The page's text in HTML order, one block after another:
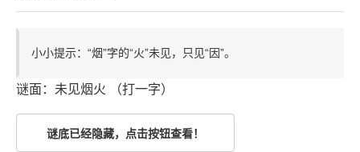
小小提示：“烟”字的“火”未见，只见“因”。
谜面：未见烟火 （打一字）
谜底已经隐藏，点击按钮查看！